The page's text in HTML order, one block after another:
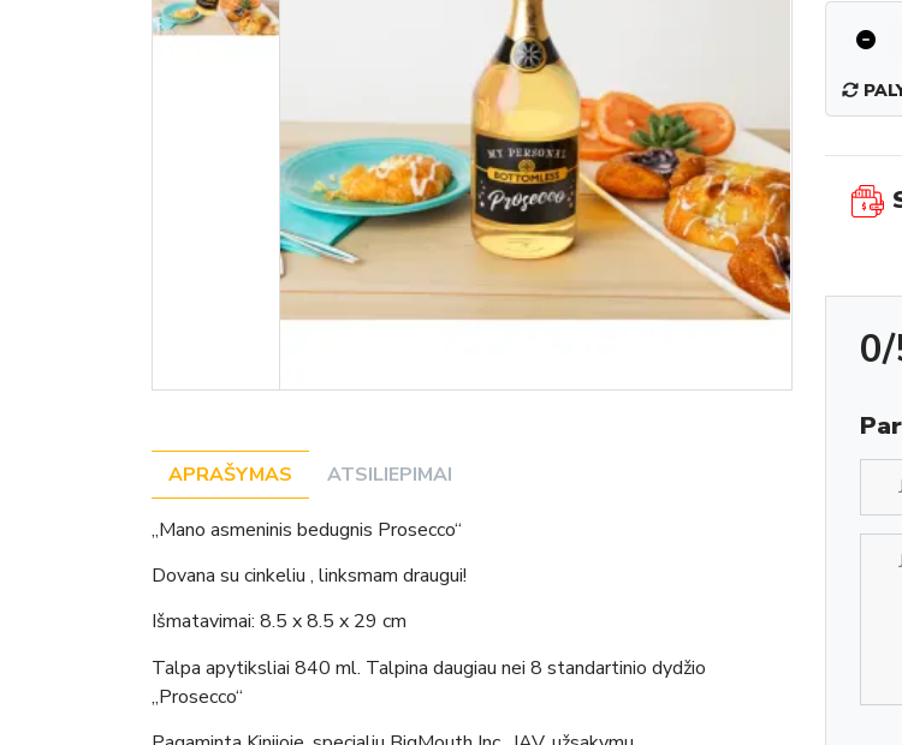
APRAŠYMAS ATSILIEPIMAI
„Mano asmeninis bedugnis Prosecco“
Dovana su cinkeliu , linksmam draugui!
Išmatavimai: 8.5 x 8.5 x 29 cm
Talpa apytiksliai 840 ml. Talpina daugiau nei 8 standartinio dydžio
„Prosecco“